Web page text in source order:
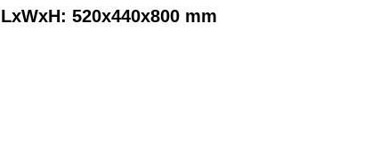
LxWxH: 520x440x800 mm